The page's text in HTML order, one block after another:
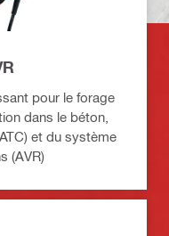
pour le forage
dans le béton,
et du système
(AVR)